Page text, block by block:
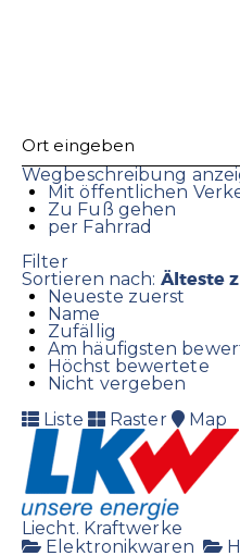
Wegbeschreibung
Mit öffentlichen
Zu Fuß gehen
per Fahrrad
Filter
Sortieren nach: Älteste
Neueste zuerst
Name
Zufällig
Am häufigsten
Höchst bewertete
Nicht vergeben
Liste
Raster Map
Liecht. Kraftwerke
Elektronikwaren